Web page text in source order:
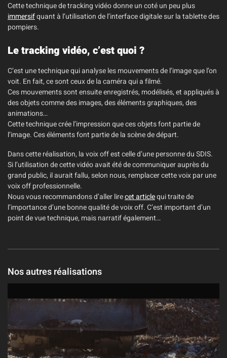
Cette technique de tracking vidéo donne un coté un peu plus
immersifquant à l’utilisation de l’interface digitale sur la tablette des
pompiers.
Le tracking vidéo, c’est quoi ?
C’est une technique qui analyse les mouvements de l’image que l’on
voit. En fait, ce sont ceux de la caméra qui a filmé.
Ces mouvements sont ensuite enregistrés, modélisés, et appliqués à
des objets comme des images, des éléments graphiques, des
animations…
Cette technique crée l’impression que ces objets font partie de
l’image. Ces éléments font partie de la scène de départ.
Dans cette réalisation, la voix off est celle d’une personne du SDIS.
Si l’utilisation de cette vidéo avait été de communiquer auprès du
grand public, il aurait fallu, selon nous, remplacer cette voix par une
voix off professionnelle.
Nous vous recommandons d’aller lirecet articlequi traite de
l’importance d’une bonne qualité de voix off. C’est important d’un
point de vue technique, mais narratif également…
Nos autres réalisations